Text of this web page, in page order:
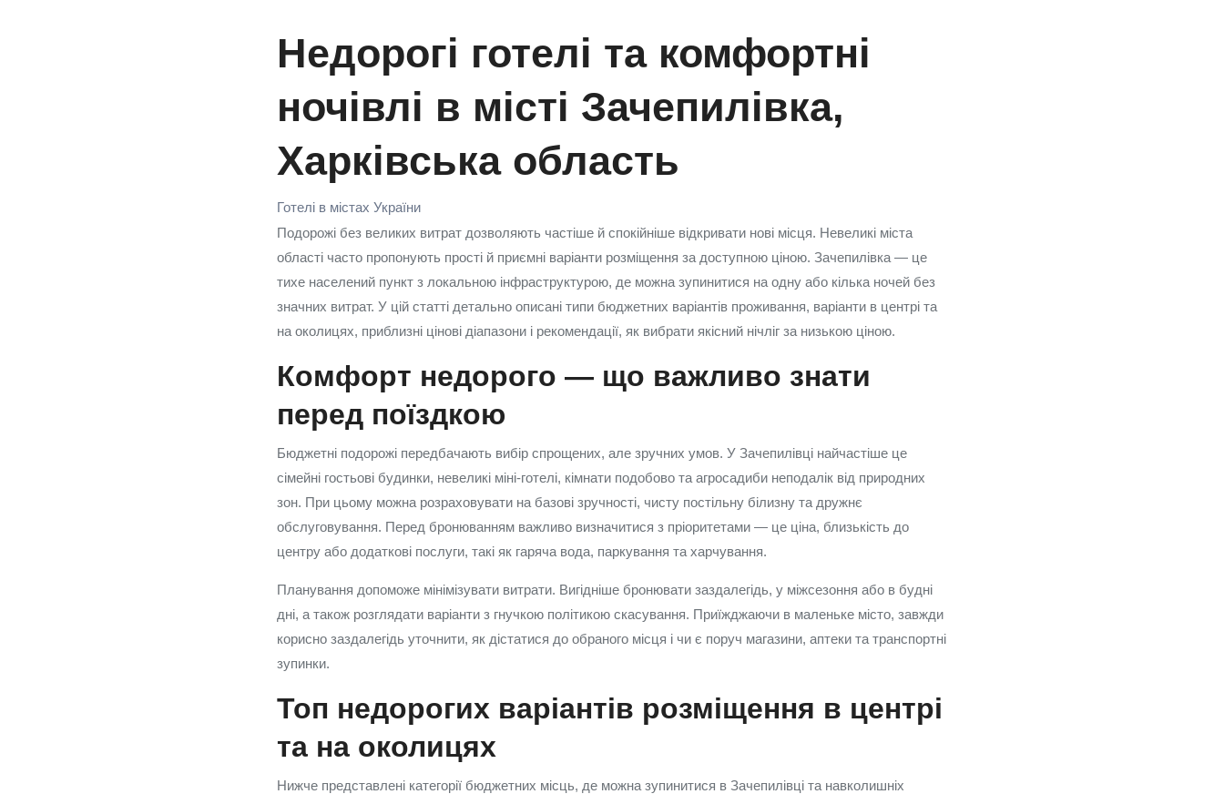
Недорогі готелі та комфортні
ночівлі в місті Зачепилівка,
Харківська область
Готелі в містах України
Подорожі без великих витрат дозволяють частіше й спокійніше відкривати нові місця. Невеликі міста
області часто пропонують прості й приємні варіанти розміщення за доступною ціною. Зачепилівка — це
тихе населений пункт з локальною інфраструктурою, де можна зупинитися на одну або кілька ночей без
значних витрат. У цій статті детально описані типи бюджетних варіантів проживання, варіанти в центрі та
на околицях, приблизні цінові діапазони і рекомендації, як вибрати якісний нічліг за низькою ціною.
Комфорт недорого — що важливо знати
перед поїздкою
Бюджетні подорожі передбачають вибір спрощених, але зручних умов. У Зачепилівці найчастіше це
сімейні гостьові будинки, невеликі міні-готелі, кімнати подобово та агросадиби неподалік від природних
зон. При цьому можна розраховувати на базові зручності, чисту постільну білизну та дружнє
обслуговування. Перед бронюванням важливо визначитися з пріоритетами — це ціна, близькість до
центру або додаткові послуги, такі як гаряча вода, паркування та харчування.
Планування допоможе мінімізувати витрати. Вигідніше бронювати заздалегідь, у міжсезоння або в будні
дні, а також розглядати варіанти з гнучкою політикою скасування. Приїжджаючи в маленьке місто, завжди
корисно заздалегідь уточнити, як дістатися до обраного місця і чи є поруч магазини, аптеки та транспортні
зупинки.
Топ недорогих варіантів розміщення в центрі
та на околицях
Нижче представлені категорії бюджетних місць, де можна зупинитися в Зачепилівці та навколишніх